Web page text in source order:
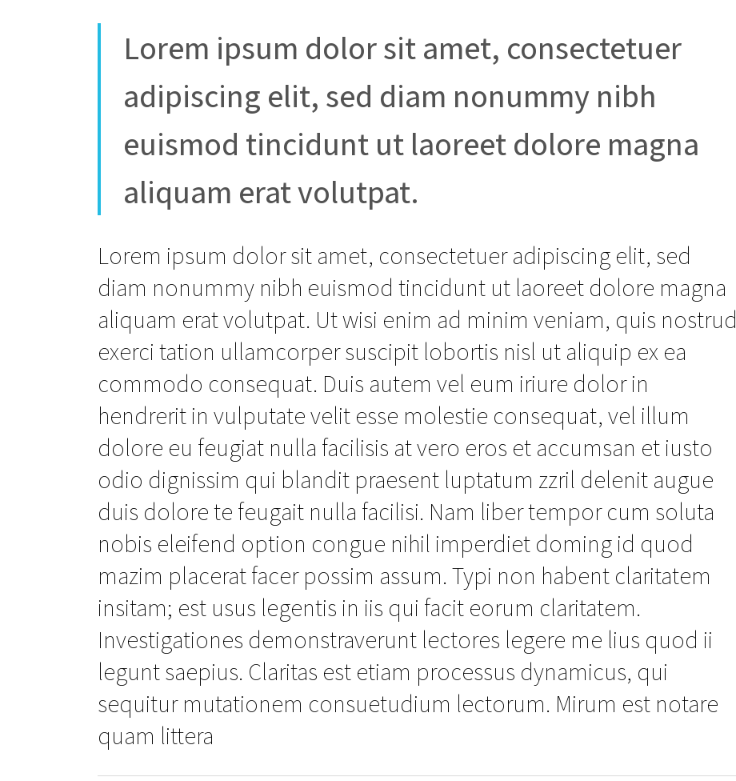
Lorem ipsum dolor sit amet, consectetuer
adipiscing elit, sed diam nonummy nibh
euismod tincidunt ut laoreet dolore magna
aliquam erat volutpat.
Lorem ipsum dolor sit amet, consectetuer adipiscing elit, sed
diam nonummy nibh euismod tincidunt ut laoreet dolore magna
aliquam erat volutpat. Ut wisi enim ad minim veniam, quis nostrud
exerci tation ullamcorper suscipit lobortis nisl ut aliquip ex ea
commodo consequat. Duis autem vel eum iriure dolor in
hendrerit in vulputate velit esse molestie consequat, vel illum
dolore eu feugiat nulla facilisis at vero eros et accumsan et iusto
odio dignissim qui blandit praesent luptatum zzril delenit augue
duis dolore te feugait nulla facilisi. Nam liber tempor cum soluta
nobis eleifend option congue nihil imperdiet doming id quod
mazim placerat facer possim assum. Typi non habent claritatem
insitam; est usus legentis in iis qui facit eorum claritatem.
Investigationes demonstraverunt lectores legere me lius quod ii
legunt saepius. Claritas est etiam processus dynamicus, qui
sequitur mutationem consuetudium lectorum. Mirum est notare
quam littera